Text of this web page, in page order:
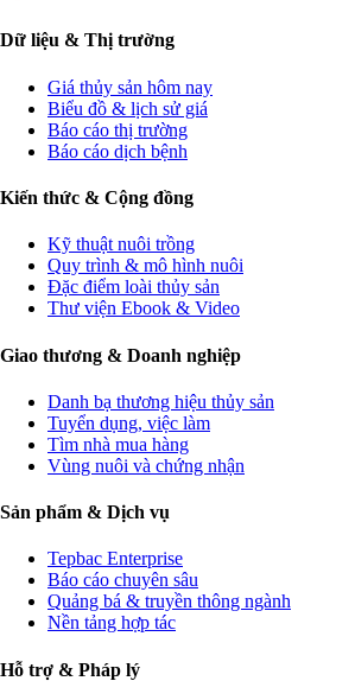
Dữ liệu & Thị trường
Giá thủy sản hôm nay
Biểu đồ & lịch sử giá
Báo cáo thị trường
Báo cáo dịch bệnh
Kiến thức & Cộng đồng
Kỹ thuật nuôi trồng
Quy trình & mô hình nuôi
Đặc điểm loài thủy sản
Thư viện Ebook & Video
Giao thương & Doanh nghiệp
Danh bạ thương hiệu thủy sản
Tuyển dụng, việc làm
Tìm nhà mua hàng
Vùng nuôi và chứng nhận
Sản phẩm & Dịch vụ
Tepbac Enterprise
Báo cáo chuyên sâu
Quảng bá & truyền thông ngành
Nền tảng hợp tác
Hỗ trợ & Pháp lý